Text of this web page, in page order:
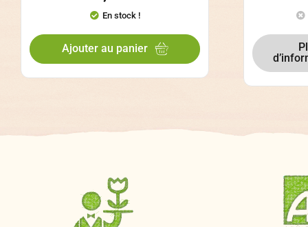
En stock !
Ajouter au panier